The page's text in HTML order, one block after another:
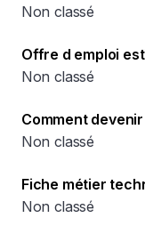
Non classé
Offre d emploi
Non classé
Comment
Non classé
Fiche métier
Non classé